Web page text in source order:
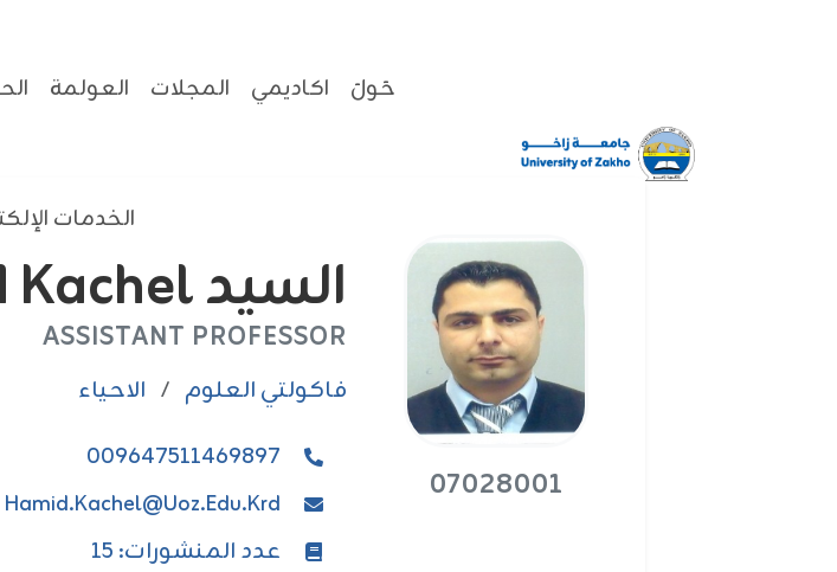
حَولَ اكاديمي المجلات العولمة
الخدمات
07028001
السيد Hamid Saeid Kachel
ASSISTANT PROFESSOR
فاکولتي العلوم / الاحياء
009647511469897
Hamid.kachel@uoz.edu.krd
عدد المنشورات: 15